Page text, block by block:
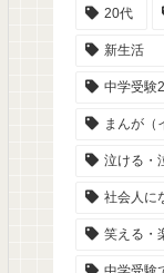
20代
新生活
中学受験
まんが（
泣ける・
社会人に
笑える・